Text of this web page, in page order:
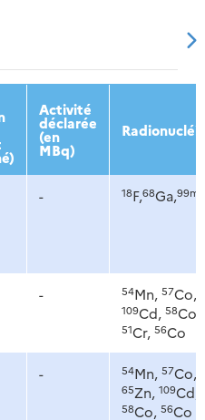
2015 2016
Activité
déclarée
(en
MBq)
- 18F,68Ga,99m
- 54Mn, 57Co,
109Cd, 58Co,
51Cr, 56Co
- 54Mn, 57Co,
65Zn, 109Cd,
58Co, 56Co